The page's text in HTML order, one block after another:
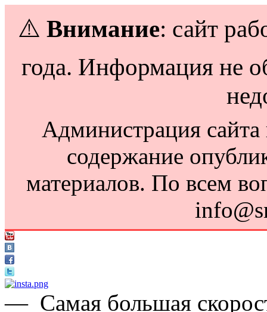
⚠️ Внимание: сайт
года. Информация не
Администрация сайта
содержание
материалов. По всем
— Самая большая